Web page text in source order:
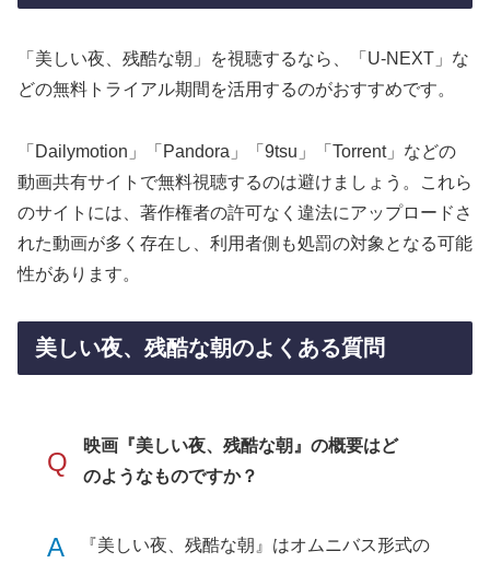
「美しい夜、残酷な朝」を視聴するなら、「U-NEXT」な
どの無料トライアル期間を活用するのがおすすめです。
「Dailymotion」「Pandora」「9tsu」「Torrent」などの
動画共有サイトで無料視聴するのは避けましょう。これら
のサイトには、著作権者の許可なく違法にアップロードさ
れた動画が多く存在し、利用者側も処罰の対象となる可能
性があります。
美しい夜、残酷な朝のよくある質問
Q
映画『美しい夜、残酷な朝』の概要はど
のようなものですか？
A
『美しい夜、残酷な朝』はオムニバス形式の